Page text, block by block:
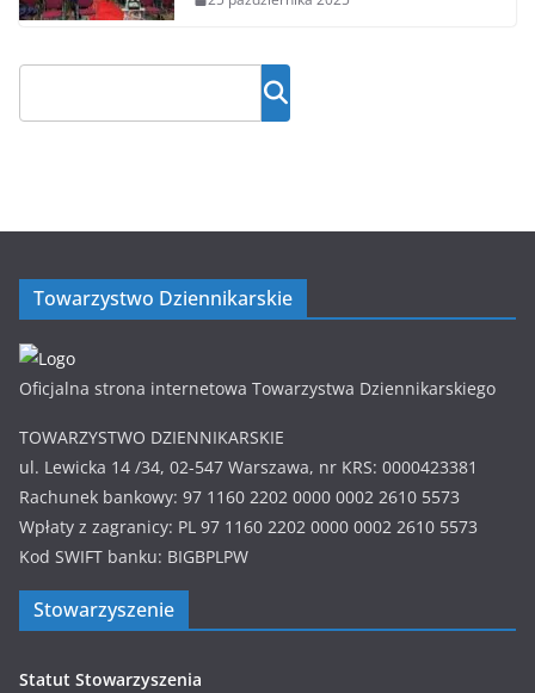
Towarzystwo Dziennikarskie
Oficjalna strona internetowa Towarzystwa Dziennikarskiego
TOWARZYSTWO DZIENNIKARSKIE
ul. Lewicka 14 /34, 02-547 Warszawa, nr KRS: 0000423381
Rachunek bankowy: 97 1160 2202 0000 0002 2610 5573
Wpłaty z zagranicy: PL 97 1160 2202 0000 0002 2610 5573
Kod SWIFT banku: BIGBPLPW
Stowarzyszenie
Statut Stowarzyszenia